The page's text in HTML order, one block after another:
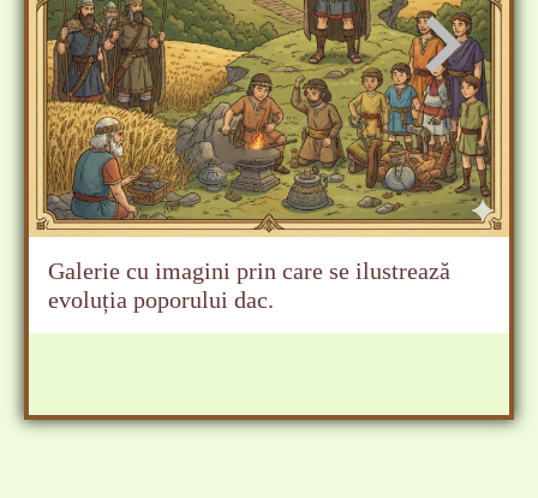
Galerie cu imagini prin care se ilustrează
evoluția poporului dac.